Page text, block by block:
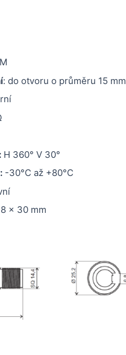
: do otvoru o průměru 15 mm
H 360° V 30°
-30°C až +80°C
x 30 mm